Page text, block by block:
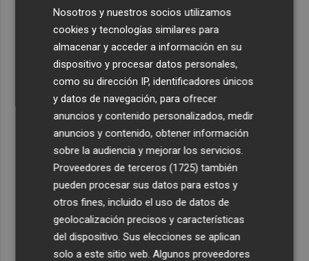
mollar de Elche
El talento murciano conquista Cimeria: Dagnino ilustra
'Aguas peligrosas' de Conan el Bárbaro
Recibe toda la actualidad de
Plaza Podcast en tu correo
Quiero suscribirme
Nosotros y nuestros socios utilizamos
cookies y tecnologías similares para
almacenar y acceder a información en su
dispositivo y procesar datos personales,
como su dirección IP, identificadores únicos
y datos de navegación, para ofrecer
anuncios y contenido personalizados, medir
anuncios y contenido, obtener información
sobre la audiencia y mejorar los servicios.
Proveedores de terceros (1725) también
pueden procesar sus datos para estos y
otros fines, incluido el uso de datos de
geolocalización precisos y características
del dispositivo. Sus elecciones se aplican
solo a este sitio web. Algunos proveedores